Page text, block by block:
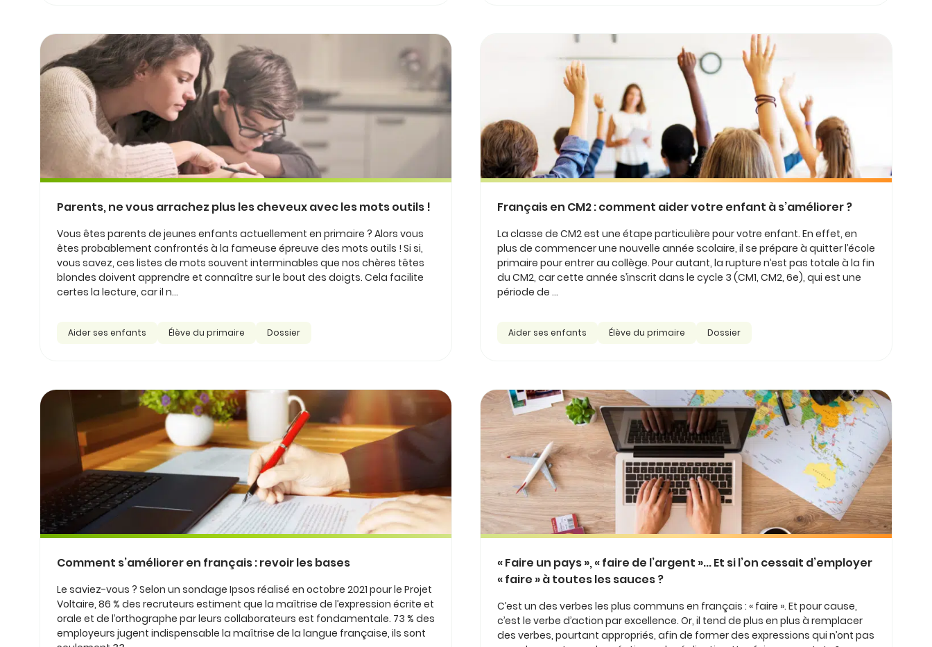
Parents, ne vous arrachez plus les cheveux avec les mots outils !
Vous êtes parents de jeunes enfants actuellement en primaire ? Alors vous
êtes probablement confrontés à la fameuse épreuve des mots outils ! Si si,
vous savez, ces listes de mots souvent interminables que nos chères têtes
blondes doivent apprendre et connaître sur le bout des doigts. Cela facilite
certes la lecture, car il n...
Aider ses enfants Élève du primaire Dossier
Français en CM2 : comment aider votre enfant à s’améliorer ?
La classe de CM2 est une étape particulière pour votre enfant. En effet, en
plus de commencer une nouvelle année scolaire, il se prépare à quitter l’école
primaire pour entrer au collège. Pour autant, la rupture n’est pas totale à la fin
du CM2, car cette année s’inscrit dans le cycle 3 (CM1, CM2, 6e), qui est une
période de ...
Aider ses enfants Élève du primaire Dossier
Comment s’améliorer en français : revoir les bases
Le saviez-vous ? Selon un sondage Ipsos réalisé en octobre 2021 pour le Projet
Voltaire, 86 % des recruteurs estiment que la maîtrise de l’expression écrite et
orale et de l’orthographe par leurs collaborateurs est fondamentale. 73 % des
employeurs jugent indispensable la maîtrise de la langue française, ils sont
« Faire un pays », « faire de l’argent »... Et si l’on cessait d’employer
« faire » à toutes les sauces ?
C’est un des verbes les plus communs en français : « faire ». Et pour cause,
c’est le verbe d’action par excellence. Or, il tend de plus en plus à remplacer
des verbes, pourtant appropriés, afin de former des expressions qui n’ont pas